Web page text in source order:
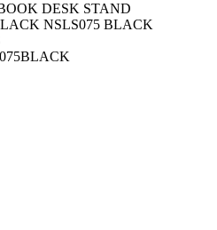
DESK STAND
NSLS075 BLACK